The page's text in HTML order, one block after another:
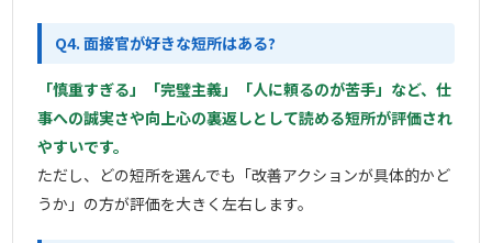
Q4. 面接官が好きな短所はある?
「慎重すぎる」「完璧主義」「人に頼るのが苦手」など、仕
事への誠実さや向上心の裏返しとして読める短所が評価され
やすいです。
ただし、どの短所を選んでも「改善アクションが具体的かど
うか」の方が評価を大きく左右します。